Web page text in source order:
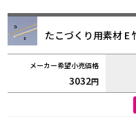
たこづくり用素材 E
3032円